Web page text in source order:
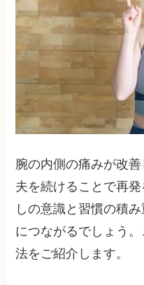
腕の内側の痛みが改
夫を続けることで再
しの意識と習慣の積
につながるでしょう
法をご紹介します。